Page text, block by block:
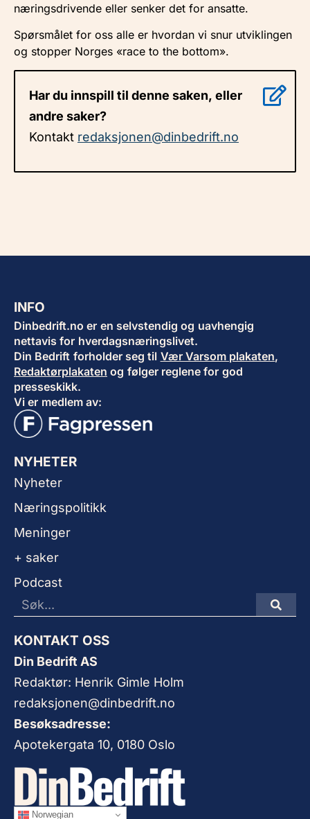
næringsdrivende eller senker det for ansatte.
Spørsmålet for oss alle er hvordan vi snur utviklingen
og stopper Norges «race to the bottom».
Har du innspill til denne saken, eller
andre saker?
Kontakt redaksjonen@dinbedrift.no
INFO
Dinbedrift.no er en selvstendig og uavhengig
nettavis for hverdagsnæringslivet.
Din Bedrift forholder seg til Vær Varsom plakaten,
Redaktørplakaten og følger reglene for god
presseskikk.
Vi er medlem av:
NYHETER
Nyheter
Næringspolitikk
Meninger
+ saker
Podcast
KONTAKT OSS
Din Bedrift AS
Redaktør: Henrik Gimle Holm
redaksjonen@dinbedrift.no
Besøksadresse:
Apotekergata 10, 0180 Oslo
Norwegian